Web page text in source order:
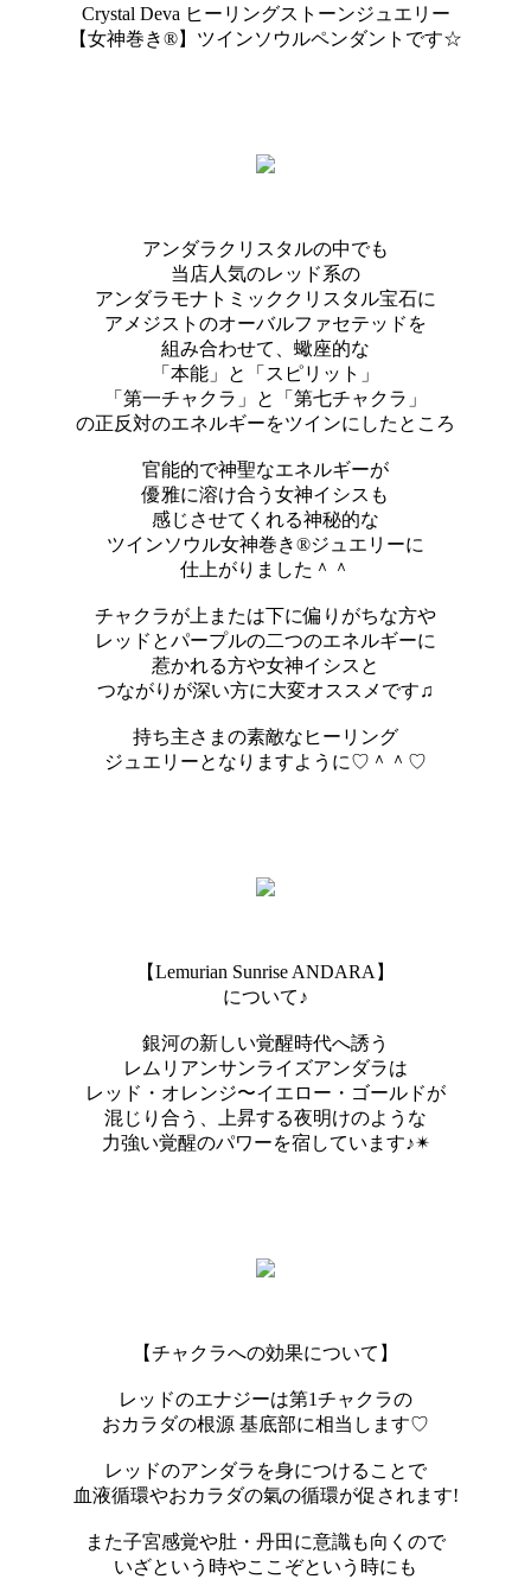
Crystal Deva ヒーリングストーンジュエリー
【女神巻き®】ツインソウルペンダントです☆
アンダラクリスタルの中でも
当店人気のレッド系の
アンダラモナトミッククリスタル宝石に
アメジストのオーバルファセテッドを
組み合わせて、蠍座的な
「本能」と「スピリット」
「第一チャクラ」と「第七チャクラ」
の正反対のエネルギーをツインにしたところ
官能的で神聖なエネルギーが
優雅に溶け合う女神イシスも
感じさせてくれる神秘的な
ツインソウル女神巻き®︎ジュエリーに
仕上がりました＾＾
チャクラが上または下に偏りがちな方や
レッドとパープルの二つのエネルギーに
惹かれる方や女神イシスと
つながりが深い方に大変オススメです♫
持ち主さまの素敵なヒーリング
ジュエリーとなりますように♡＾＾♡
【Lemurian Sunrise ANDARA】
について♪
銀河の新しい覚醒時代へ誘う
レムリアンサンライズアンダラは
レッド・オレンジ〜イエロー・ゴールドが
混じり合う、上昇する夜明けのような
力強い覚醒のパワーを宿しています♪✴︎
【チャクラへの効果について】
レッドのエナジーは第1チャクラの
おカラダの根源 基底部に相当します♡
レッドのアンダラを身につけることで
血液循環やおカラダの氣の循環が促されます!
また子宮感覚や肚・丹田に意識も向くので
いざという時やここぞという時にも